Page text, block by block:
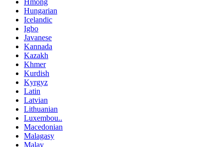
Hmong
Hungarian
Icelandic
Igbo
Javanese
Kannada
Kazakh
Khmer
Kurdish
Kyrgyz
Latin
Latvian
Lithuanian
Luxembou..
Macedonian
Malagasy
Malay